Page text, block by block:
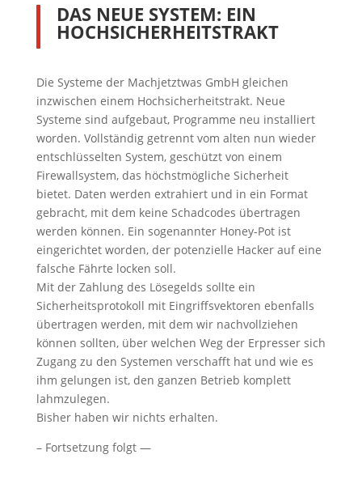
DAS NEUE SYSTEM: EIN
HOCHSICHERHEITSTRAKT
Die Systeme der Machjetztwas GmbH gleichen
inzwischen einem Hochsicherheitstrakt. Neue
Systeme sind aufgebaut, Programme neu installiert
worden. Vollständig getrennt vom alten nun wieder
entschlüsselten System, geschützt von einem
Firewallsystem, das höchstmögliche Sicherheit
bietet. Daten werden extrahiert und in ein Format
gebracht, mit dem keine Schadcodes übertragen
werden können. Ein sogenannter Honey-Pot ist
eingerichtet worden, der potenzielle Hacker auf eine
falsche Fährte locken soll.
Mit der Zahlung des Lösegelds sollte ein
Sicherheitsprotokoll mit Eingriffsvektoren ebenfalls
übertragen werden, mit dem wir nachvollziehen
können sollten, über welchen Weg der Erpresser sich
Zugang zu den Systemen verschafft hat und wie es
ihm gelungen ist, den ganzen Betrieb komplett
lahmzulegen.
Bisher haben wir nichts erhalten.
– Fortsetzung folgt —